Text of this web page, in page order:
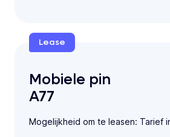
Lease
Mobiele pin
A77
Mogelijkheid om te leasen: Tarief